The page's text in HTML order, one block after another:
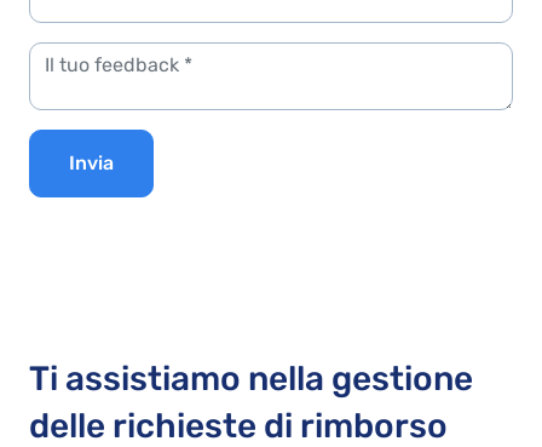
Invia
Ti assistiamo nella gestione
delle richieste di rimborso